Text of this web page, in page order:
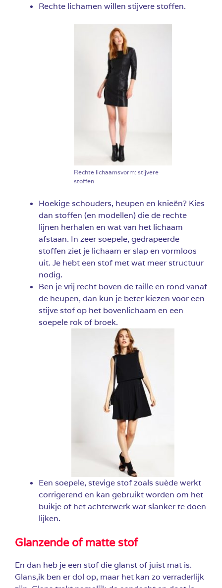
Rechte lichamen willen stijvere stoffen.
Rechte lichaamsvorm: stijvere
stoffen
Hoekige schouders, heupen en knieën? Kies
dan stoffen (en modellen) die de rechte
lijnen herhalen en wat van het lichaam
afstaan. In zeer soepele, gedrapeerde
stoffen ziet je lichaam er slap en vormloos
uit. Je hebt een stof met wat meer structuur
nodig.
Ben je vrij recht boven de taille en rond vanaf
de heupen, dan kun je beter kiezen voor een
stijve stof op het bovenlichaam en een
soepele rok of broek.
Een soepele, stevige stof zoals suède werkt
corrigerend en kan gebruikt worden om het
buikje of het achterwerk wat slanker te doen
lijken.
Glanzende of matte stof
En dan heb je een stof die glanst of juist mat is.
Glans,ik ben er dol op, maar het kan zo verraderlijk